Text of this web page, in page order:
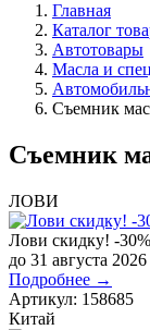
Главная
Каталог
Автотовары
Масла и
Съемник
Съемник
ЛОВИ
Лови скидку! -30%
до 31 августа 2026
Подробнее →
Артикул: 158685
Китай